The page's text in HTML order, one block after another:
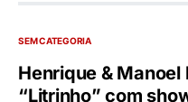
SEM CATEGORIA
Henrique & Manoel
“Litrinho” com